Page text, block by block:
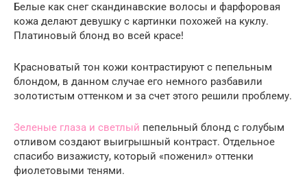
Белые как снег скандинавские волосы и фарфоровая
кожа делают девушку с картинки похожей на куклу.
Платиновый блонд во всей красе!
Красноватый тон кожи контрастируют с пепельным
блондом, в данном случае его немного разбавили
золотистым оттенком и за счет этого решили проблему.
Зеленые глаза и светлый пепельный блонд с голубым
отливом создают выигрышный контраст. Отдельное
спасибо визажисту, который «поженил» оттенки
фиолетовыми тенями.